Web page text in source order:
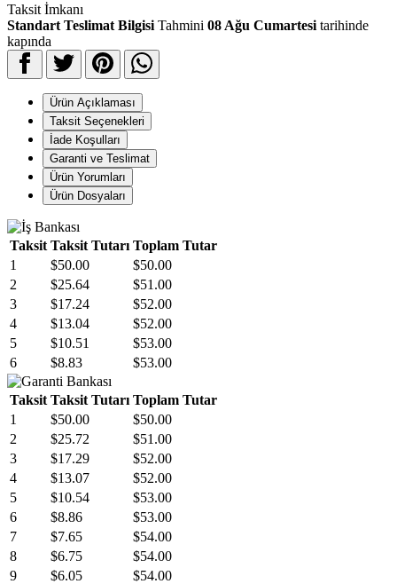
Taksit İmkanı
Standart Teslimat Bilgisi Tahmini 08 Ağu Cumartesi tarihinde
kapında
Ürün Açıklaması
Taksit Seçenekleri
İade Koşulları
Garanti ve Teslimat
Ürün Yorumları
Ürün Dosyaları
Taksit Taksit Tutarı Toplam Tutar
1
$50.00
$50.00
2
$25.64
$51.00
3
$17.24
$52.00
4
$13.04
$52.00
5
$10.51
$53.00
6
$8.83 $53.00
Taksit Taksit Tutarı Toplam Tutar
1
$50.00
$50.00
2
$25.72
$51.00
3
$17.29
$52.00
4
$13.07
$52.00
5
$10.54
$53.00
6
$8.86
$53.00
7
$7.65
$54.00
8
$6.75
$54.00
9
$6.05 $54.00